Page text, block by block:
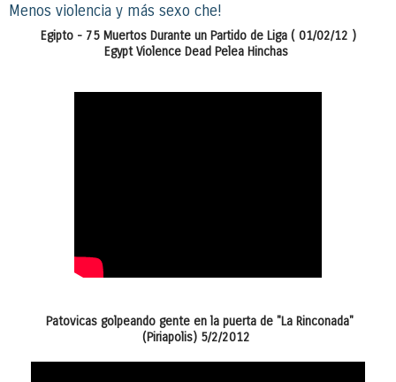
Menos violencia y más sexo che!
Egipto - 75 Muertos Durante un Partido de Liga ( 01/02/12 )
Egypt Violence Dead Pelea Hinchas
Patovicas golpeando gente en la puerta de "La Rinconada"
(Piriapolis) 5/2/2012